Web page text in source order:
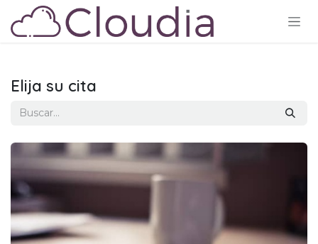
Ir al contenido
Elija su cita